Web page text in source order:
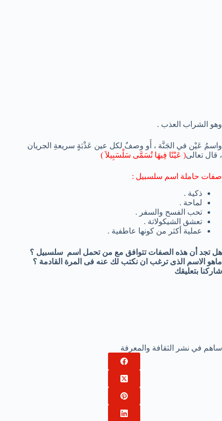
وهو الشراب العذب .
واسمُ عَيْن في الجَنَّة ، أَو وصفٌ لكل عين عَذْبَةٍ سريعةِ الجريان
، قال تعالى( عَيْنًا فِيهَا تُسَمَّى سَلْسَبِيلاَ )
صفات حاملة اسم سلسبيل :
ذكية .
لماحة .
تحب الفسح والسفر .
تعشق الشيكولاتة .
عملية أكثر من كونها عاطفية .
هل تجد أن هذه الصفات تتوافق مع من تحمل اسم سلسبيل ؟
ماهو الاسم الذى ترغب ان نكتب لك عنه فى المرة القادمة ؟
شاركنا بتعليقك
ساهم في نشر الثقافة والمعرفة